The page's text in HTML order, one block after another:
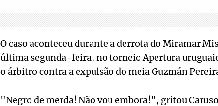
O caso aconteceu durante a derrota do Miramar
última segunda-feira, no torneio Apertura
o árbitro contra a expulsão do meia Guzmán
"Negro de merda! Não vou embora!", gritou